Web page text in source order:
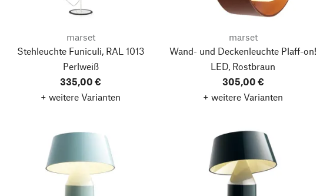
marset
Stehleuchte Funiculi, RAL 1013
Perlweiß
335,00 €
+ weitere Varianten
marset
Wand- und Deckenleuchte Plaff-on!
LED, Rostbraun
305,00 €
+ weitere Varianten